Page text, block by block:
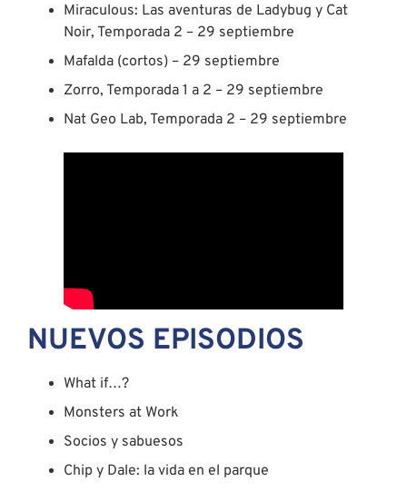
Miraculous: Las aventuras de Ladybug y Cat
Noir, Temporada 2 – 29 septiembre
Mafalda (cortos) – 29 septiembre
Zorro, Temporada 1 a 2 – 29 septiembre
Nat Geo Lab, Temporada 2 – 29 septiembre
NUEVOS EPISODIOS
What if…?
Monsters at Work
Socios y sabuesos
Chip y Dale: la vida en el parque